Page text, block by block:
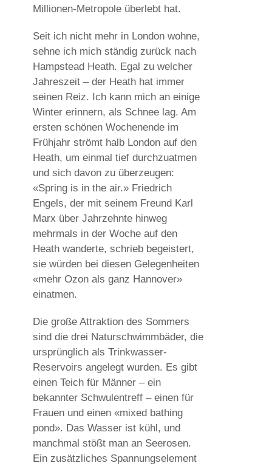
Millionen-Metropole überlebt hat.
Seit ich nicht mehr in London wohne,
sehne ich mich ständig zurück nach
Hampstead Heath. Egal zu welcher
Jahreszeit – der Heath hat immer
seinen Reiz. Ich kann mich an einige
Winter erinnern, als Schnee lag. Am
ersten schönen Wochenende im
Frühjahr strömt halb London auf den
Heath, um einmal tief durchzuatmen
und sich davon zu überzeugen:
«Spring is in the air.» Friedrich
Engels, der mit seinem Freund Karl
Marx über Jahrzehnte hinweg
mehrmals in der Woche auf den
Heath wanderte, schrieb begeistert,
sie würden bei diesen Gelegenheiten
«mehr Ozon als ganz Hannover»
einatmen.
Die große Attraktion des Sommers
sind die drei Naturschwimmbäder, die
ursprünglich als Trinkwasser-
Reservoirs angelegt wurden. Es gibt
einen Teich für Männer – ein
bekannter Schwulentreff – einen für
Frauen und einen «mixed bathing
pond». Das Wasser ist kühl, und
manchmal stößt man an Seerosen.
Ein zusätzliches Spannungselement